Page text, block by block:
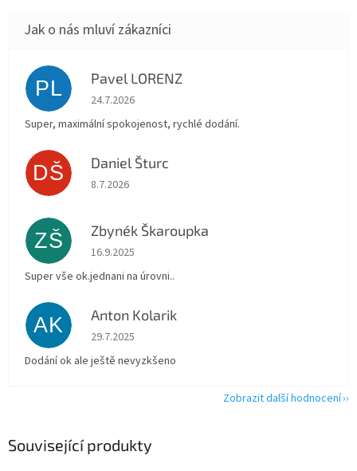
Související produkty
PL Pavel LORENZ
Hodnocení obchodu je 5 z 5 hvězdiček.
24.7.2026
Super, maximální spokojenost, rychlé dodání.
DŠ Daniel Šturc
Hodnocení obchodu je 5 z 5 hvězdiček.
8.7.2026
ZŠ Zbynék Škaroupka
Hodnocení obchodu je 5 z 5 hvězdiček.
16.9.2025
Super vše ok.jednani na úrovni..
AK Anton Kolarik
Hodnocení obchodu je 5 z 5 hvězdiček.
29.7.2025
Dodání ok ale ještě nevyzkšeno
Zobrazit další hodnocení